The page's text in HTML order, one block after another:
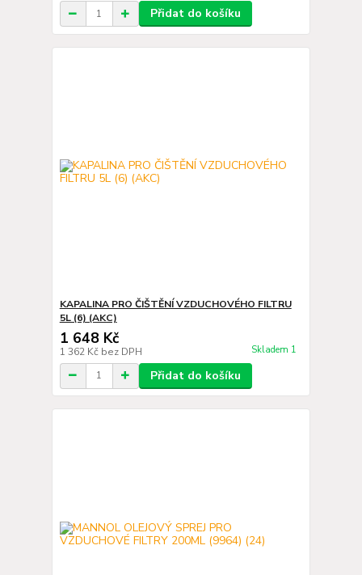
Přidat do košíku
KAPALINA PRO ČIŠTĚNÍ VZDUCHOVÉHO FILTRU
5L (6) (AKC)
1 648 Kč
1 362 Kč bez DPH Skladem 1
Přidat do košíku